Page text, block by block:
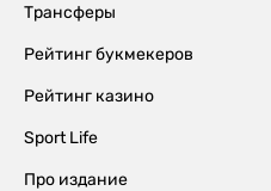
Трансферы
Рейтинг букмекеров
Рейтинг казино
Sport Life
Про издание